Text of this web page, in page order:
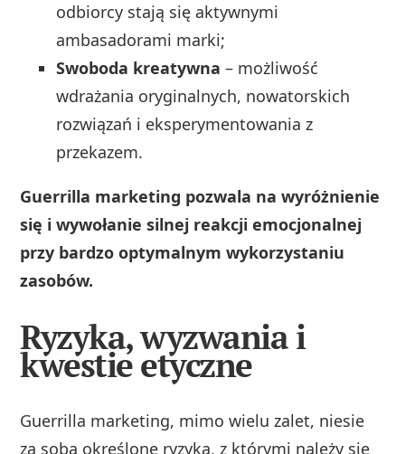
odbiorcy stają się aktywnymi
ambasadorami marki;
Swoboda kreatywna – możliwość
wdrażania oryginalnych, nowatorskich
rozwiązań i eksperymentowania z
przekazem.
Guerrilla marketing pozwala na wyróżnienie
się i wywołanie silnej reakcji emocjonalnej
przy bardzo optymalnym wykorzystaniu
zasobów.
Ryzyka, wyzwania i
kwestie etyczne
Guerrilla marketing, mimo wielu zalet, niesie
za sobą określone ryzyka, z którymi należy się